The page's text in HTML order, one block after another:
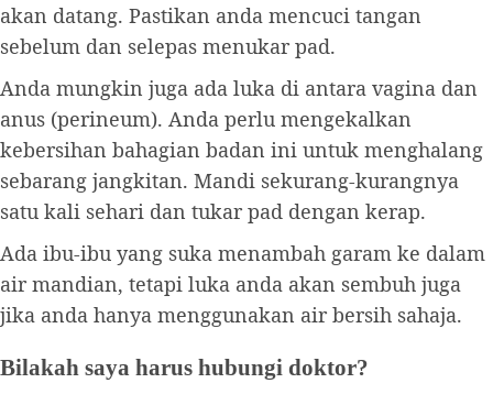
akan datang. Pastikan anda mencuci tangan
sebelum dan selepas menukar pad.
Anda mungkin juga ada luka di antara vagina dan
anus (perineum). Anda perlu mengekalkan
kebersihan bahagian badan ini untuk menghalang
sebarang jangkitan. Mandi sekurang-kurangnya
satu kali sehari dan tukar pad dengan kerap.
Ada ibu-ibu yang suka menambah garam ke dalam
air mandian, tetapi luka anda akan sembuh juga
jika anda hanya menggunakan air bersih sahaja.
Bilakah saya harus hubungi doktor?